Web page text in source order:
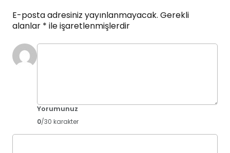
E-posta adresiniz yayınlanmayacak. Gerekli
alanlar * ile işaretlenmişlerdir
Yorumunuz
0/30 karakter